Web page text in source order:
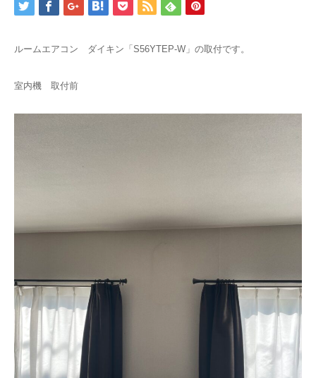
ルームエアコン ダイキン「S56YTEP-W」の取付です。
室内機 取付前